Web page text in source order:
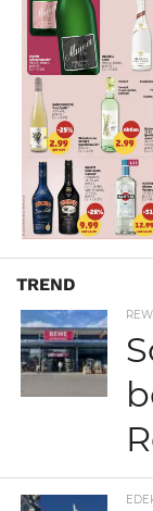
TREND